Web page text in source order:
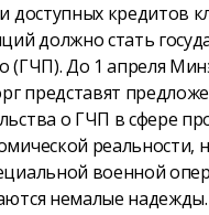
доступных кредитов
должно стать
(ГЧП). До 1 апреля
представят
о ГЧП в сфере
реальности,
военной
немалые